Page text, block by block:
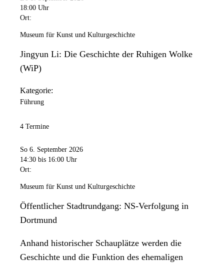
18:00 Uhr
Ort:
Museum für Kunst und Kulturgeschichte
Jingyun Li: Die Geschichte der Ruhigen Wolke
(WiP)
Kategorie:
Führung
4 Termine
So 6. September 2026
14:30 bis 16:00 Uhr
Ort:
Museum für Kunst und Kulturgeschichte
Öffentlicher Stadtrundgang: NS-Verfolgung in
Dortmund
Anhand historischer Schauplätze werden die
Geschichte und die Funktion des ehemaligen